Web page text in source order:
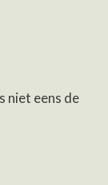
niet eens de